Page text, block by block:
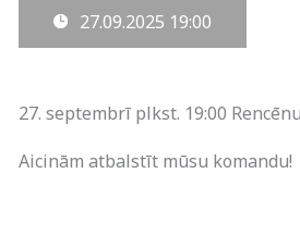
27.09.2025 19:00
27. septembrī plkst. 19:00
Aicinām atbalstīt mūsu komandu!